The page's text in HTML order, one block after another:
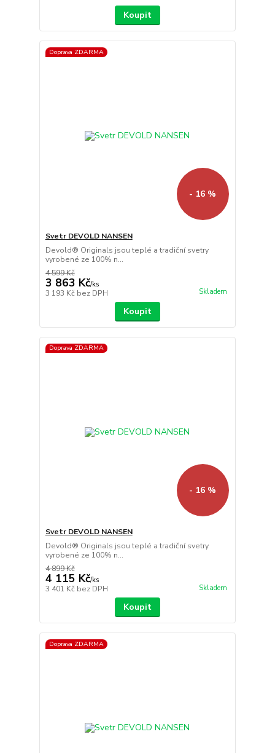
Koupit
Doprava ZDARMA
- 16 %
Svetr DEVOLD NANSEN
Devold® Originals jsou teplé a tradiční svetry
vyrobené ze 100% n...
4 599 Kč
3 863 Kč/ks
3 193 Kč bez DPH Skladem
Koupit
Doprava ZDARMA
- 16 %
Svetr DEVOLD NANSEN
Devold® Originals jsou teplé a tradiční svetry
vyrobené ze 100% n...
4 899 Kč
4 115 Kč/ks
3 401 Kč bez DPH Skladem
Koupit
Doprava ZDARMA